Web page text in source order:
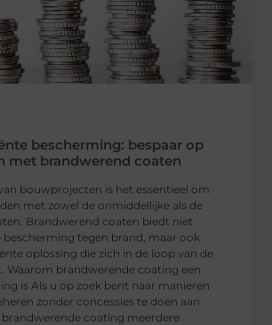
bescherming: bespaar op
met brandwerend coaten
bouwprojecten is het essentieel om
met zowel de onmiddellijke als de
Brandwerend coaten biedt niet
bescherming tegen brand, maar ook
oplossing die zich in de loop van de
Waarom brandwerende coating een
is Als u op zoek bent naar manieren
zonder concessies te doen aan
coating meerdere